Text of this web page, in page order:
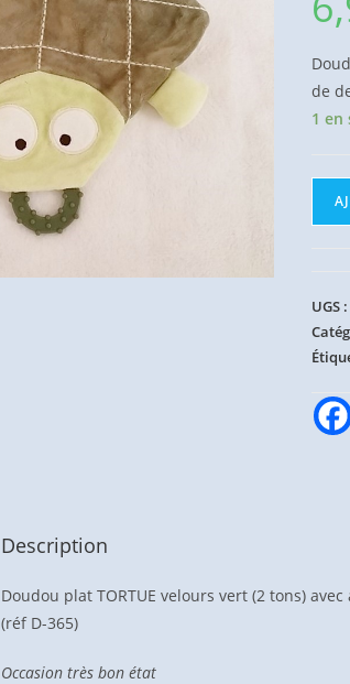
de
1 en
vert
Du
Pareil
UGS :
Description
Doudou plat TORTUE velours vert (2 tons)
(réf D-365)
Occasion très bon état